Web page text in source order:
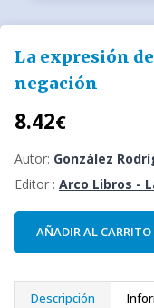
La expresión
negación
8.42€
Autor: González
Editor : Arco Libros -
AÑADIR AL CARRITO
Descripción